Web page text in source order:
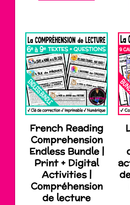
French Reading
Comprehension
Endless Bundle |
Print + Digital
Activities |
Compréhension
de lecture